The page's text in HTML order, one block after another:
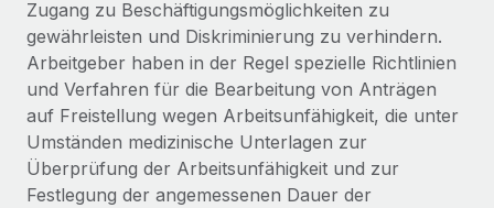
Verknüpfen Neu
Verknüpfung beliebiger KI-Tools mit Remote über unser
MCP
Integrationen
Prozessoptimierung mit unverzichtbaren Business-
Tools
Strategische Technologiepartner
Flexible Einbettung von Global-HR-Funktionen in deine
Plattform
Partner werden
Checklisten und Vorlagen
Bibliothek für Stellenbeschreibungen
Webinare
Events
Newsroom
日本語
한국어
中文（简体）
Zugang zu Beschäftigungsmöglichkeiten zu
gewährleisten und Diskriminierung zu verhindern.
Arbeitgeber haben in der Regel spezielle Richtlinien
und Verfahren für die Bearbeitung von Anträgen
auf Freistellung wegen Arbeitsunfähigkeit, die unter
Umständen medizinische Unterlagen zur
Überprüfung der Arbeitsunfähigkeit und zur
Festlegung der angemessenen Dauer der